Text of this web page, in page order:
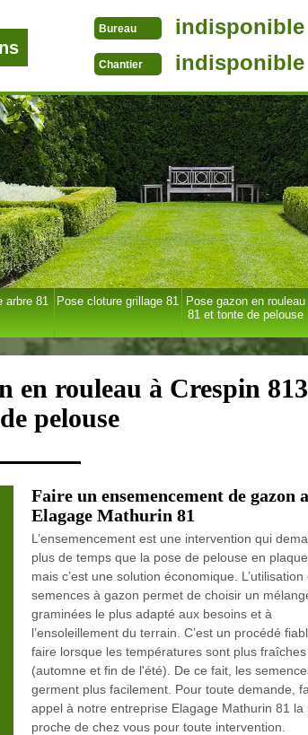
Bureau indisponible
Chantier indisponible
arbre 81 Pose cloture grillage 81
Pose gazon en rouleau
81 et tonte de pelouse
en rouleau à Crespin
pelouse
Faire un ensemencement de gazon
Elagage Mathurin 81
L’ensemencement est une intervention qui
plus de temps que la pose de pelouse en
mais c’est une solution économique. L’utilisation
semences à gazon permet de choisir un
graminées le plus adapté aux besoins et à
l’ensoleillement du terrain. C’est un procédé
faire lorsque les températures sont plus fraîches
(automne et fin de l'été). De ce fait, les
germent plus facilement. Pour toute demande,
appel à notre entreprise Elagage Mathurin 81 la
proche de chez vous pour toute intervention.